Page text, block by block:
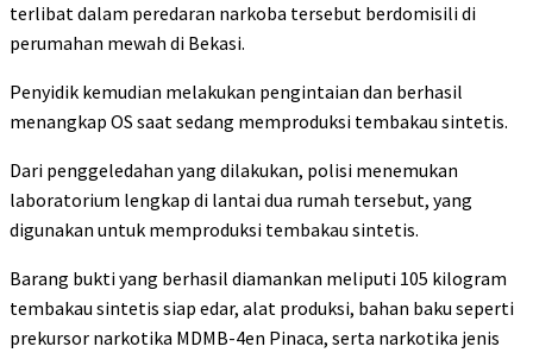
terlibat dalam peredaran narkoba tersebut berdomisili di
perumahan mewah di Bekasi.
Penyidik kemudian melakukan pengintaian dan berhasil
menangkap OS saat sedang memproduksi tembakau sintetis.
Dari penggeledahan yang dilakukan, polisi menemukan
laboratorium lengkap di lantai dua rumah tersebut, yang
digunakan untuk memproduksi tembakau sintetis.
Barang bukti yang berhasil diamankan meliputi 105 kilogram
tembakau sintetis siap edar, alat produksi, bahan baku seperti
prekursor narkotika MDMB-4en Pinaca, serta narkotika jenis